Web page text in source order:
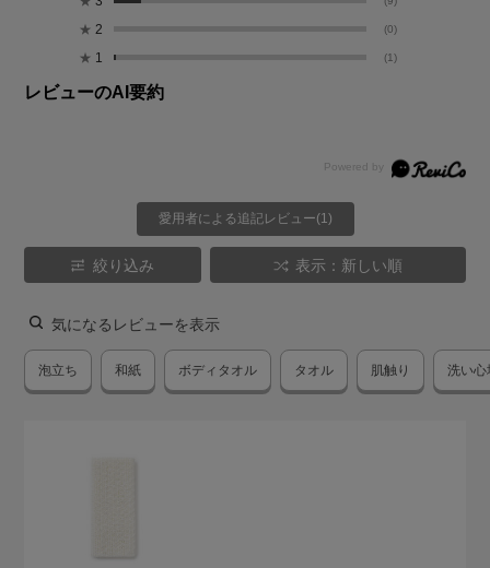
★ 2 (0)
★ 1 (1)
レビューのAI要約
愛用者による追記レビュー(1)
絞り込み 表示：新しい順
気になるレビューを表示
泡立ち 和紙 ボディタオル タオル 肌触り 洗い心